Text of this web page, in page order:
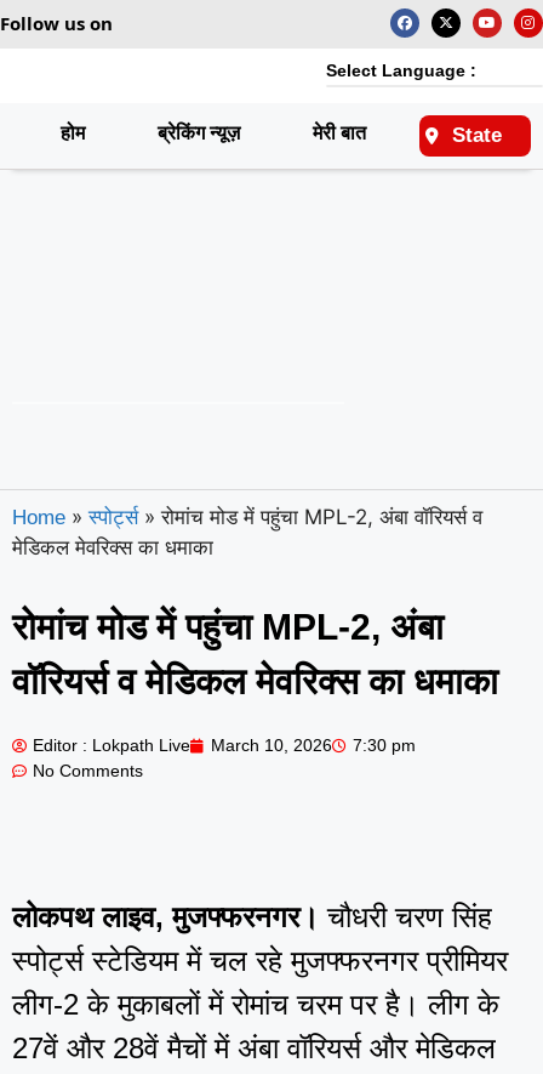
Follow us on
Select Language :
होम ब्रेकिंग न्यूज़ मेरी बात राष्ट्रीय
State
Home » स्पोर्ट्स » रोमांच मोड में पहुंचा MPL-2, अंबा वॉरियर्स व
मेडिकल मेवरिक्स का धमाका
रोमांच मोड में पहुंचा MPL-2, अंबा
वॉरियर्स व मेडिकल मेवरिक्स का धमाका
Editor : Lokpath Live March 10, 2026
7:30 pm
No Comments
लोकपथ लाइव, मुजफ्फरनगर।चौधरी चरण सिंह
स्पोर्ट्स स्टेडियम में चल रहे मुजफ्फरनगर प्रीमियर
लीग-2 के मुकाबलों में रोमांच चरम पर है। लीग के
27वें और 28वें मैचों में अंबा वॉरियर्स और मेडिकल